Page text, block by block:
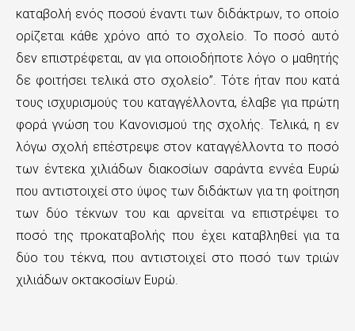
καταβολή ενός ποσού έναντι των διδάκτρων, το οποίο
ορίζεται κάθε χρόνο από το σχολείο. Το ποσό αυτό
δεν επιστρέφεται, αν για οποιοδήποτε λόγο ο μαθητής
δε φοιτήσει τελικά στο σχολείο”. Τότε ήταν που κατά
τους ισχυρισμούς του καταγγέλλοντα, έλαβε για πρώτη
φορά γνώση του Κανονισμού της σχολής. Τελικά, η εν
λόγω σχολή επέστρεψε στον καταγγέλλοντα το ποσό
των έντεκα χιλιάδων διακοσίων σαράντα εννέα Ευρώ
που αντιστοιχεί στο ύψος των διδάκτων για τη φοίτηση
των δύο τέκνων του και αρνείται να επιστρέψει το
ποσό της προκαταβολής που έχει καταβληθεί για τα
δύο του τέκνα, που αντιστοιχεί στο ποσό των τριών
χιλιάδων οκτακοσίων Ευρώ.